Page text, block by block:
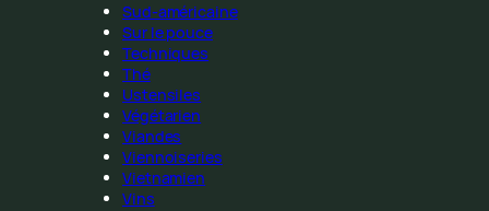
Sud-américaine
Sur le pouce
Techniques
Thé
Ustensiles
Végétarien
Viandes
Viennoiseries
Vietnamien
Vins